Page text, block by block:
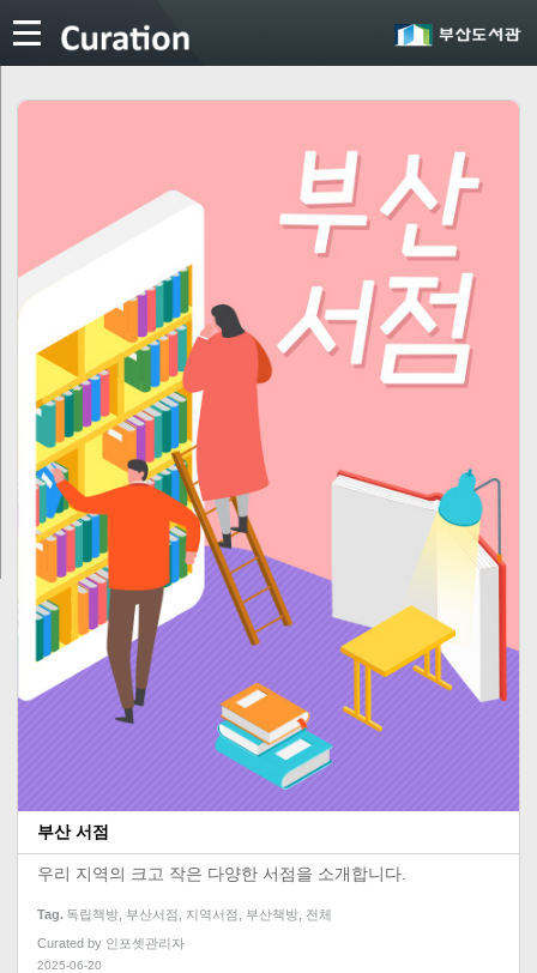
부산 서점
우리 지역의 크고 작은 다양한 서점을 소개합니다.
Tag 독립책방 부산서점 지역서점 부산책방 전체
Curated by 인포셋관리자
2025-06-20